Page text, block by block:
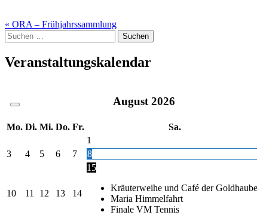
Beitragsnavigation
« ORA – Frühjahrssammlung
Suche
nach:
Veranstaltungskalendar
August 2026
Mo. Di. Mi. Do. Fr. Sa.
1
3
4 5 6 7 8
10 11 12 13 14
15
Kräuterweihe und Café der
Maria Himmelfahrt
Finale VM Tennis